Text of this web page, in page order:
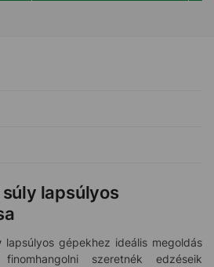
lapsúlyos
lapsúlyos gépekhez ideális megoldás
szeretnék edzéseik